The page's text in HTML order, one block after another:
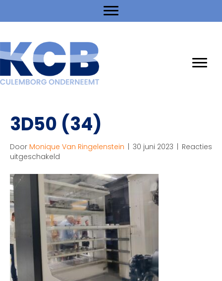
3D50 (34)
Door Monique Van Ringelenstein | 30 juni 2023 | Reacties
uitgeschakeld
(34)